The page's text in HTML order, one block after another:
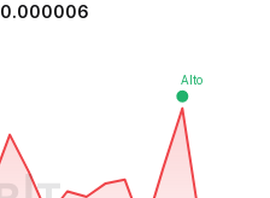
0.000006